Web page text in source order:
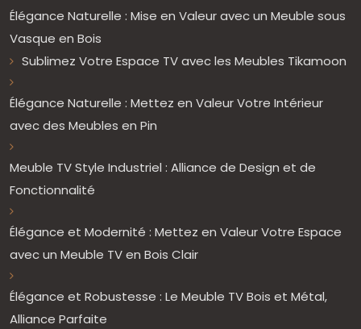
Élégance Naturelle : Mise en Valeur avec un Meuble sous
Vasque en Bois
Sublimez Votre Espace TV avec les Meubles Tikamoon
Élégance Naturelle : Mettez en Valeur Votre Intérieur
avec des Meubles en Pin
Meuble TV Style Industriel : Alliance de Design et de
Fonctionnalité
Élégance et Modernité : Mettez en Valeur Votre Espace
avec un Meuble TV en Bois Clair
Élégance et Robustesse : Le Meuble TV Bois et Métal,
Alliance Parfaite